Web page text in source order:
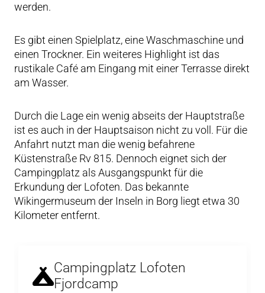
werden.
Es gibt einen Spielplatz, eine Waschmaschine und
einen Trockner. Ein weiteres Highlight ist das
rustikale Café am Eingang mit einer Terrasse direkt
am Wasser.
Durch die Lage ein wenig abseits der Hauptstraße
ist es auch in der Hauptsaison nicht zu voll. Für die
Anfahrt nutzt man die wenig befahrene
Küstenstraße Rv 815. Dennoch eignet sich der
Campingplatz als Ausgangspunkt für die
Erkundung der Lofoten. Das bekannte
Wikingermuseum der Inseln in Borg liegt etwa 30
Kilometer entfernt.
Campingplatz Lofoten
Fjordcamp